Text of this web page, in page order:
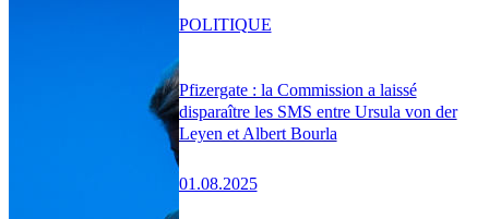
Pfizergate : la Commission a laissé
disparaître les SMS entre Ursula von der
Leyen et Albert Bourla
01.08.2025
POLITIQUE